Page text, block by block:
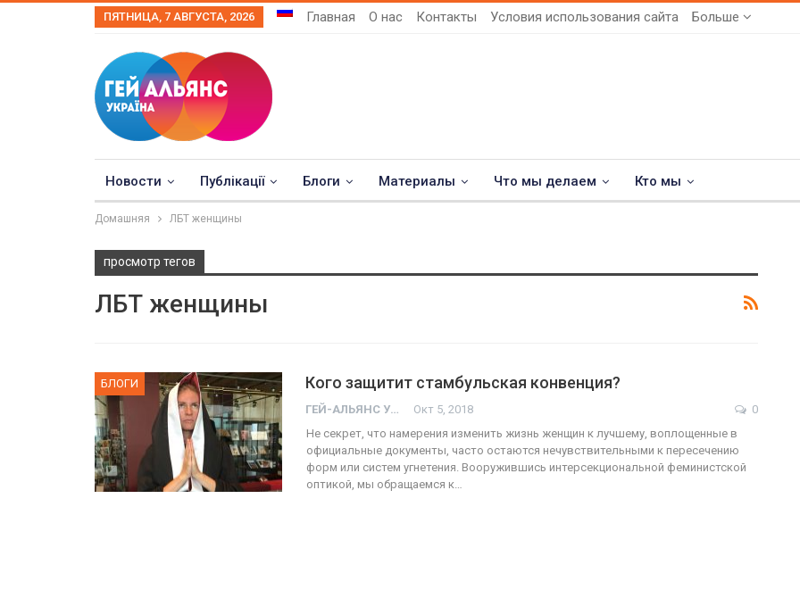
ПЯТНИЦА, 7 АВГУСТА, 2026 Главная О нас Контакты Условия использования сайта Больше
Новости Публікації Блоги Материалы Что мы делаем Кто мы
Домашняя ЛБТ женщины
просмотр тегов
ЛБТ женщины
БЛОГИ Кого защитит стамбульская конвенция?
ГЕЙ-АЛЬЯНС УКРАИНА Окт 5, 2018
0
Не секрет, что намерения изменить жизнь женщин к лучшему, воплощенные в
официальные документы, часто остаются нечувствительными к пересечению
форм или систем угнетения. Вооружившись интерсекциональной феминистской
оптикой, мы обращаемся к…
ФОТО
Прайд в Тель-Авиве собрал 200
ФОТО